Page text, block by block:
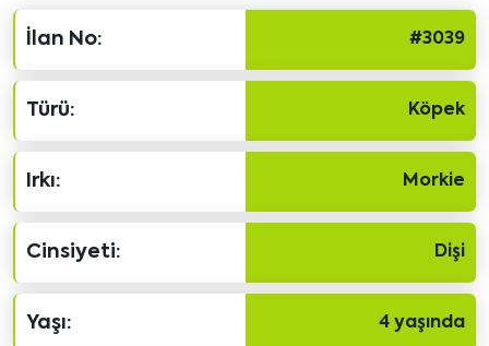
İlan No: #3039
Türü: Köpek
Irkı: Morkie
Cinsiyeti: Dişi
Yaşı: 4 yaşında